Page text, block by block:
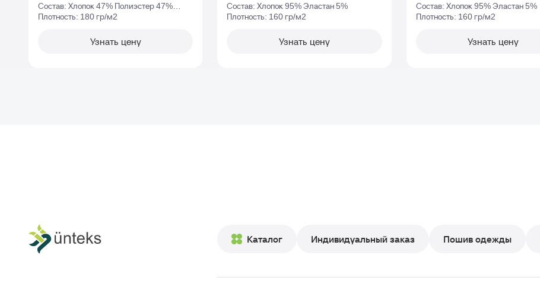
Состав: Хлопок 47% Полиэстер 47%
Эластан 6%
Плотность: 180 гр/м2
Узнать цену
Состав: Хлопок 95% Эластан 5%
Плотность: 160 гр/м2
Узнать цену
Состав: Хлопок 95% Эластан 5%
Плотность: 160 гр/м2
Узнать цену
Каталог Индивидуальный заказ Пошив одежды